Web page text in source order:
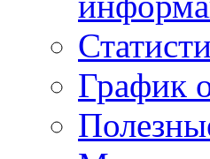
График